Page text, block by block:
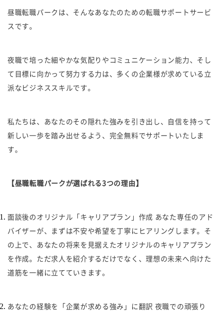
昼職転職パークは、そんなあなたのための転職サポートサービ
スです。
夜職で培った細やかな気配りやコミュニケーション能力、そし
て目標に向かって努力する力は、多くの企業様が求めている立
派なビジネススキルです。
私たちは、あなたのその隠れた強みを引き出し、自信を持って
新しい一歩を踏み出せるよう、完全無料でサポートいたしま
す。
【昼職転職パークが選ばれる3つの理由】
面談後のオリジナル「キャリアプラン」作成 あなた専任のアド
バイザーが、まずは不安や希望を丁寧にヒアリングします。そ
の上で、あなたの将来を見据えたオリジナルのキャリアプラン
を作成。ただ求人を紹介するだけでなく、理想の未来へ向けた
道筋を一緒に立てていきます。
あなたの経験を「企業が求める強み」に翻訳 夜職での頑張り